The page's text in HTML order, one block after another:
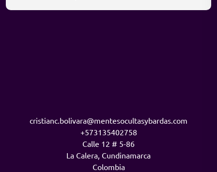
cristianc.bolivara@mentesocultasybardas.com
+573135402758
Calle 12 # 5-86
La Calera Cundinamarca
Colombia